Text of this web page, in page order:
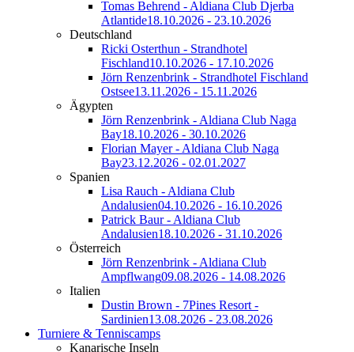
Tomas Behrend - Aldiana Club Djerba
Atlantide18.10.2026 - 23.10.2026
Deutschland
Ricki Osterthun - Strandhotel
Fischland10.10.2026 - 17.10.2026
Jörn Renzenbrink - Strandhotel Fischland
Ostsee13.11.2026 - 15.11.2026
Ägypten
Jörn Renzenbrink - Aldiana Club Naga
Bay18.10.2026 - 30.10.2026
Florian Mayer - Aldiana Club Naga
Bay23.12.2026 - 02.01.2027
Spanien
Lisa Rauch - Aldiana Club
Andalusien04.10.2026 - 16.10.2026
Patrick Baur - Aldiana Club
Andalusien18.10.2026 - 31.10.2026
Österreich
Jörn Renzenbrink - Aldiana Club
Ampflwang09.08.2026 - 14.08.2026
Italien
Dustin Brown - 7Pines Resort -
Sardinien13.08.2026 - 23.08.2026
Turniere & Tenniscamps
Kanarische Inseln